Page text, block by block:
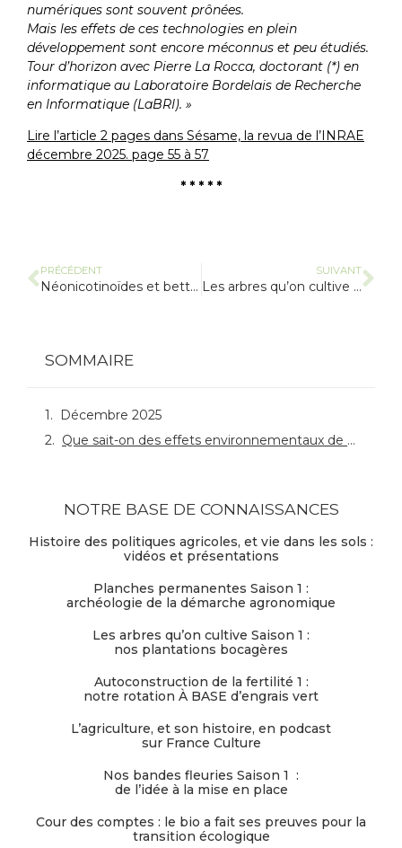
numériques sont souvent prônées.
Mais les effets de ces technologies en plein
développement sont encore méconnus et peu étudiés.
Tour d’horizon avec Pierre La Rocca, doctorant (*) en
informatique au Laboratoire Bordelais de Recherche
en Informatique (LaBRI). »
Lire l’article 2 pages dans Sésame, la revua de l’INRAE
décembre 2025. page 55 à 57
* * * * *
PRÉCÉDENT
Néonicotinoïdes et betteraves : entre discours catastrophiste et réalité des chiffres
SUIVANT
Les arbres qu’on cultive Saison 4 : plus largement…
SOMMAIRE
Décembre 2025
Que sait-on des effets environnementaux de l’agriculture numérique ?
NOTRE BASE DE CONNAISSANCES
Histoire des politiques agricoles, et vie dans les sols :
vidéos et présentations
Planches permanentes Saison 1 :
archéologie de la démarche agronomique
Les arbres qu’on cultive Saison 1 :
nos plantations bocagères
Autoconstruction de la fertilité 1 :
notre rotation À BASE d’engrais vert
L’agriculture, et son histoire, en podcast
sur France Culture
Nos bandes fleuries Saison 1 :
de l’idée à la mise en place
Cour des comptes : le bio a fait ses preuves pour la
transition écologique